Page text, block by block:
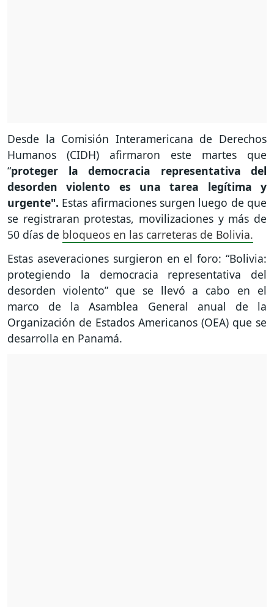
Desde la Comisión Interamericana de Derechos
Humanos (CIDH) afirmaron este martes que
“proteger la democracia representativa del
desorden violento es una tarea legítima
y
urgente". Estas afirmaciones surgen luego de que
se registraran protestas, movilizaciones y más de
50 días de bloqueos en las carreteras de Bolivia.
Estas aseveraciones surgieron en el foro: “Bolivia:
protegiendo la democracia representativa del
desorden violento” que se llevó a cabo en el
marco de la Asamblea General anual de la
Organización de Estados Americanos (OEA) que se
desarrolla en Panamá.